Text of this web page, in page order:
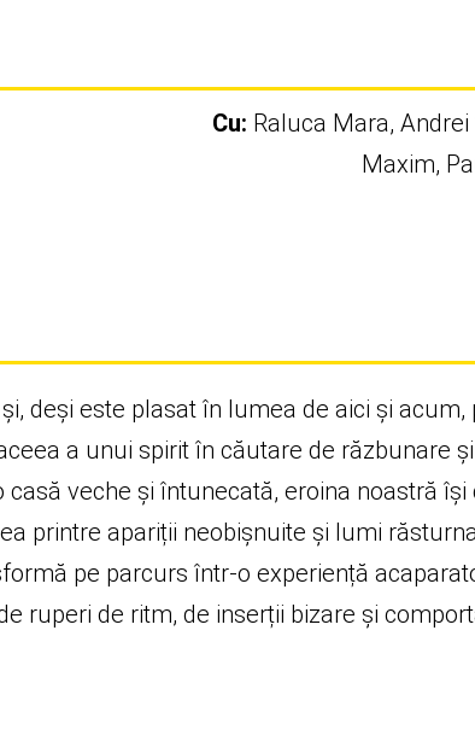
Cu: Raluca Mara,
Maxim,
deși este plasat în lumea de aici și
a unui spirit în căutare de răzbunare
veche și întunecată, eroina noastră
printre apariții neobișnuite și lumi
pe parcurs într-o experiență
ruperi de ritm, de inserții bizare și